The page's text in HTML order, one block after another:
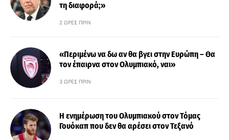
τη διαφορά;»
2 ΏΡΕΣ ΠΡΙΝ
«Περιμένω να δω αν θα βγει στην Ευρώπη – Θα
τον έπαιρνα στον Ολυμπιακό, ναι»
3 ΏΡΕΣ ΠΡΙΝ
Η ενημέρωση του Ολυμπιακού στον Τόμας
Γουόκαπ που δεν θα αρέσει στον Τεξανό